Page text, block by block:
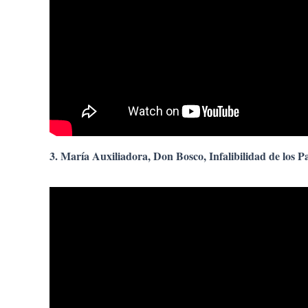
3. María Auxiliadora, Don Bosco, Infalibilidad de los